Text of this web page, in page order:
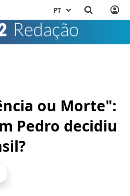
PT
ou Morte":
Pedro decidiu